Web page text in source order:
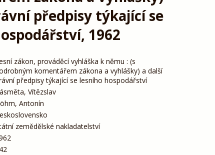
předpisy týkající se
1962
zákon, prováděcí vyhláška k němu : (s
komentářem zákona a vyhlášky) a další
předpisy týkající se lesního hospodářství
Vítězslav
Antonín
zemědělské nakladatelství